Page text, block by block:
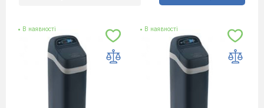
• В наявності • В наявності